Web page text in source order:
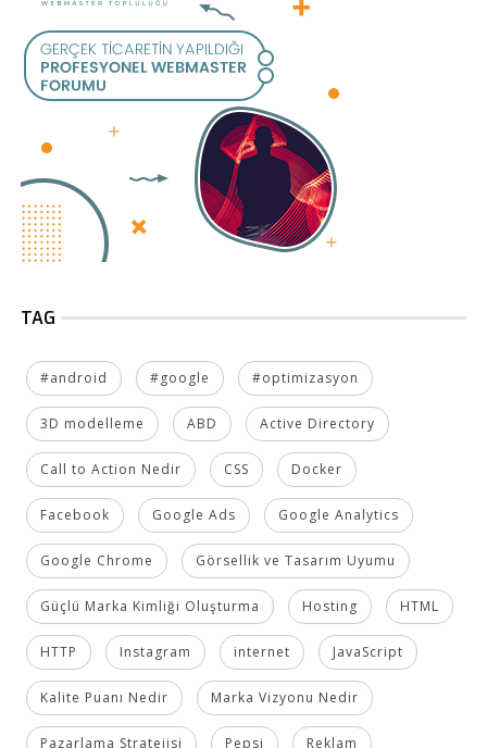
TAG
#android #google #optimizasyon
3D modelleme ABD Active Directory
Call to Action Nedir CSS Docker
Facebook Google Ads Google Analytics
Google Chrome Görsellik ve Tasarım Uyumu
Güçlü Marka Kimliği Oluşturma Hosting HTML
HTTP Instagram internet JavaScript
Kalite Puanı Nedir Marka Vizyonu Nedir
Pazarlama Stratejisi Pepsi Reklam